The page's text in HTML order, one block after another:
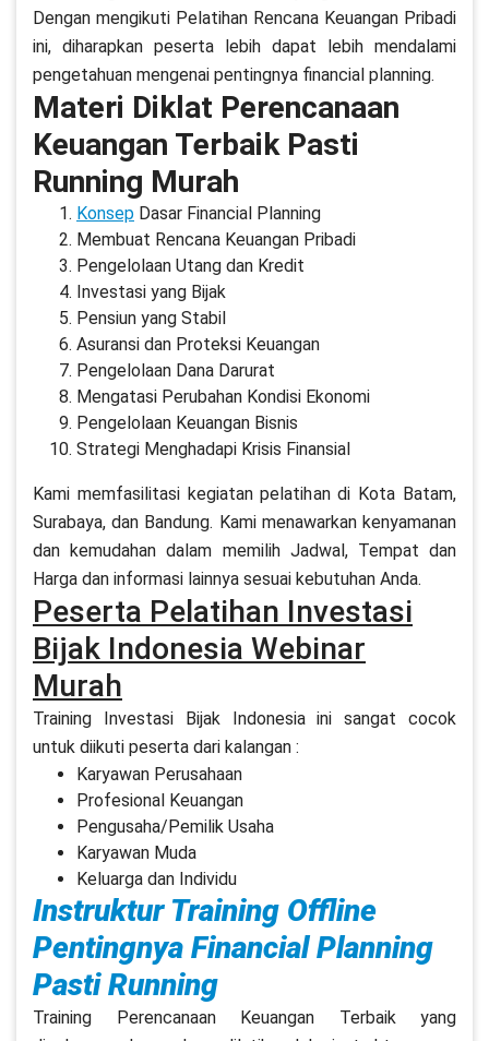
Dengan mengikuti Pelatihan Rencana Keuangan Pribadi
ini, diharapkan peserta lebih dapat lebih mendalami
pengetahuan mengenai pentingnya financial planning.
Materi Diklat Perencanaan
Keuangan Terbaik Pasti
Running Murah
Konsep Dasar Financial Planning
Membuat Rencana Keuangan Pribadi
Pengelolaan Utang dan Kredit
Investasi yang Bijak
Pensiun yang Stabil
Asuransi dan Proteksi Keuangan
Pengelolaan Dana Darurat
Mengatasi Perubahan Kondisi Ekonomi
Pengelolaan Keuangan Bisnis
Strategi Menghadapi Krisis Finansial
Kami memfasilitasi kegiatan pelatihan di Kota Batam,
Surabaya, dan Bandung. Kami menawarkan kenyamanan
dan kemudahan dalam memilih Jadwal, Tempat dan
Harga dan informasi lainnya sesuai kebutuhan Anda.
Peserta Pelatihan Investasi
Bijak Indonesia Webinar
Murah
Training Investasi Bijak Indonesia ini sangat cocok
untuk diikuti peserta dari kalangan :
Karyawan Perusahaan
Profesional Keuangan
Pengusaha/Pemilik Usaha
Karyawan Muda
Keluarga dan Individu
Instruktur Training Offline
Pentingnya Financial Planning
Pasti Running
Training Perencanaan Keuangan Terbaik yang